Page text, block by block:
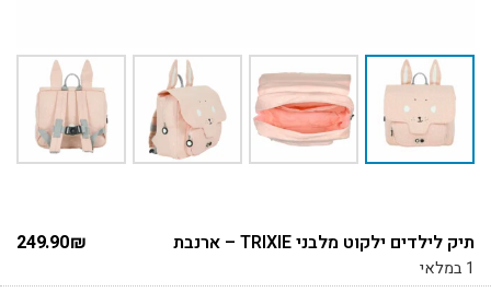
תיק לילדים ילקוט מלבני TRIXIE – ארנבת 249.90₪
1 במלאי